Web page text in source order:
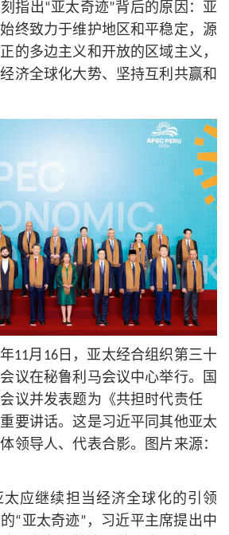
指出“亚太奇迹”背后的原因：亚
终致力于维护地区和平稳定，源
的多边主义和开放的区域主义，
济全球化大势、坚持互利共赢和
11月16日，亚太经合组织第三十
议在秘鲁利马会议中心举行。国
议并发表题为《共担时代责任
要讲话。这是习近平 同其他亚太
领导人、代表合影。图片来源：
应继续担当经济全球化的引领
“亚太奇迹”，习近平主席提出中